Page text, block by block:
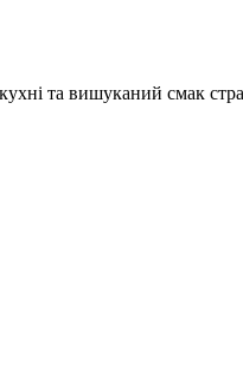
та вишуканий смак